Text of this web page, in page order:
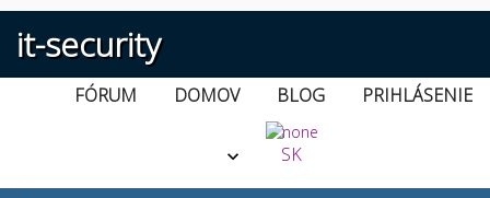
it-security
FÓRUM DOMOV BLOG PRIHLÁSENIE
SK